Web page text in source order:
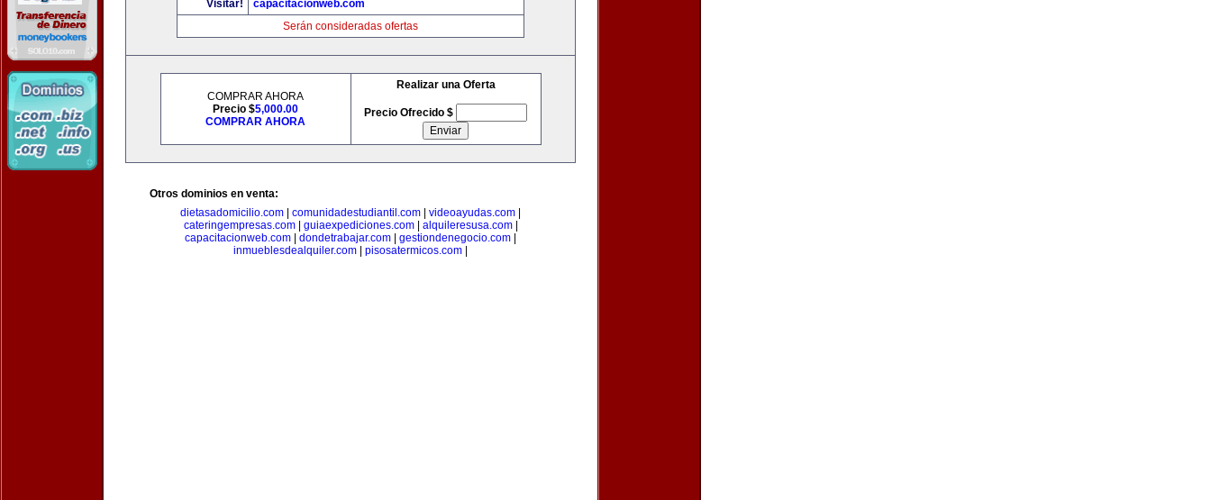
Visitar!
capacitacionweb.com
Serán consideradas ofertas
COMPRAR AHORA
Precio $5,000.00
COMPRAR AHORA
Realizar una Oferta
Precio Ofrecido $
Otros dominios en venta:
dietasadomicilio.com
comunidadestudiantil.com videoayudas.com
cateringempresas.com| guiaexpediciones.com| alquileresusa.com|
capacitacionweb.com
dondetrabajar.com gestiondenegocio.com
inmueblesdealquiler.com
pisosatermicos.com